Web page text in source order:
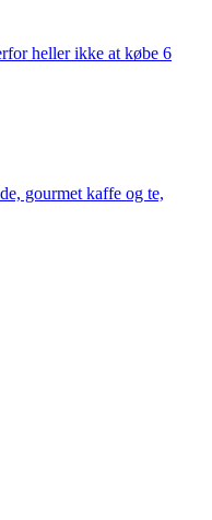
heller ikke at købe 6
gourmet kaffe og te,